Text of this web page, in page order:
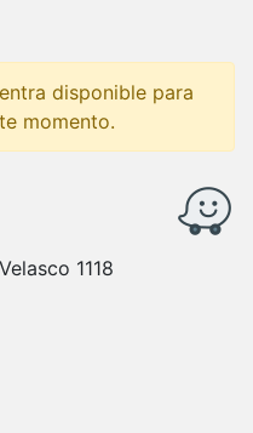
disponible para
momento.
1118